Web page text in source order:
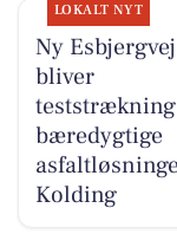
LOKALT NYT
Ny Esbjergvej
bliver
bæredygtige
Kolding